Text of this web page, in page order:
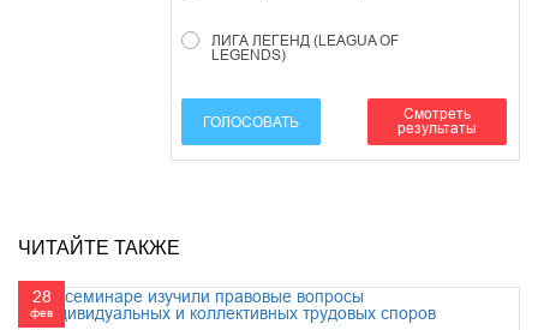
ЛИГА ЛЕГЕНД (LEAGUA OF
LEGENDS)
ГОЛОСОВАТЬ
Смотреть
результаты
ЧИТАЙТЕ ТАКЖЕ
28
фев